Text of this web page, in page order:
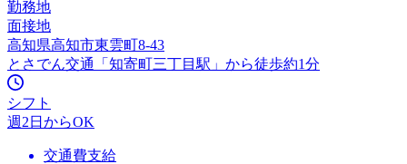
勤務地
面接地
高知県高知市東雲町8-43
とさでん交通「知寄町三丁目駅」から徒歩約1分
シフト
週2日からOK
交通費支給